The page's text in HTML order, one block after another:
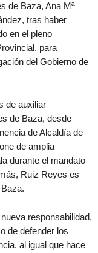
de Baza, Ana Mª
tras haber
en el pleno
para
del Gobierno de
de auxiliar
de Baza, desde
de Alcaldía de
de amplia
durante el mandato
Ruiz Reyes es
responsabilidad,
de defender los
al igual que hace